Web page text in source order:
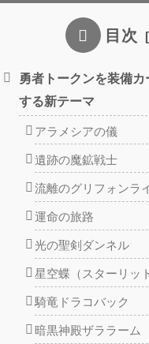
目次
勇者トークンを装備
する新テーマ
アラメシアの儀
遺跡の魔鉱戦士
流離のグリフォンラ
運命の旅路
光の聖剣ダンネル
星空蝶（スターリッ
騎竜ドラコバック
暗黒神殿ザララーム